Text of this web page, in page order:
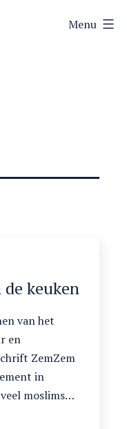
Menu
keuken
van het
en
ZemZem
in
moslims…